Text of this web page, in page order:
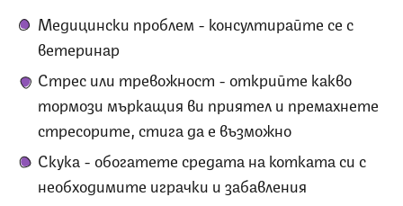
Медицински проблем - консултирайте се с
ветеринар
Стрес или тревожност - открийте какво
тормози мъркащия ви приятел и премахнете
стресорите, стига да е възможно
Скука - обогатете средата на котката си с
необходимите играчки и забавления